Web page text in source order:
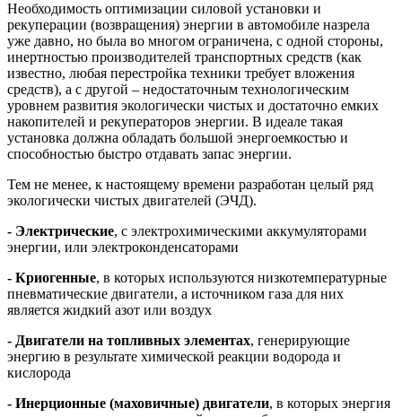
Необходимость оптимизации силовой установки и
рекуперации (возвращения) энергии в автомобиле назрела
уже давно, но была во многом ограничена, с одной стороны,
инертностью производителей транспортных средств (как
известно, любая перестройка техники требует вложения
средств), а с другой – недостаточным технологическим
уровнем развития экологически чистых и достаточно емких
накопителей и рекуператоров энергии. В идеале такая
установка должна обладать большой энергоемкостью и
способностью быстро отдавать запас энергии.
Тем не менее, к настоящему времени разработан целый ряд
экологически чистых двигателей (ЭЧД).
- Электрические, с электрохимическими аккумуляторами
энергии, или электроконденсаторами
- Криогенные, в которых используются низкотемпературные
пневматические двигатели, а источником газа для них
является жидкий азот или воздух
- Двигатели на топливных элементах, генерирующие
энергию в результате химической реакции водорода и
кислорода
- Инерционные (маховичные) двигатели, в которых энергия